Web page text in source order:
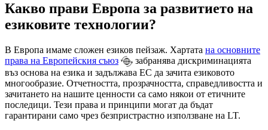
Какво прави Европа за развитието на
езиковите технологии?
В Европа имаме сложен езиков пейзаж. Хартата на основните
права на Европейския съюз
забранява дискриминацията
въз основа на езика и задължава ЕС да зачита езиковото
многообразие. Отчетността, прозрачността, справедливостта и
зачитането на нашите ценности са само някои от етичните
последици. Тези права и принципи могат да бъдат
гарантирани само чрез безпристрастно използване на LT.